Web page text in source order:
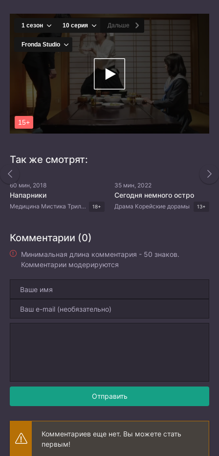
Так же смотрят:
60 мин, 2018
Напарники
Медицина Мистика Триллер Корейские дорамы 18+
35 мин, 2022
Сегодня немного остро
Драма Корейские дорамы 13+
Комментарии (0)
Минимальная длина комментария - 50 знаков.
Комментарии модерируются
Отправить
Комментариев еще нет. Вы можете стать
первым!